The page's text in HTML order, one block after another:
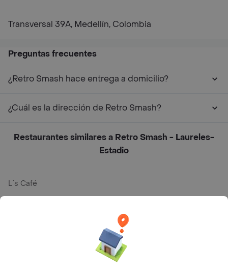
Transversal 39A, Medellín, Colombia
Preguntas frecuentes
¿Retro Smash hace entrega a domicilio?
¿Cuál es la dirección de Retro Smash?
Restaurantes similares a Retro Smash - Laureles-
Estadio
L´s Café